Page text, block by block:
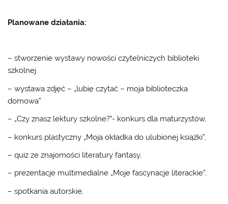
Planowane działania:
– stworzenie wystawy nowości czytelniczych biblioteki
szkolnej
– wystawa zdjęć – „lubię czytać – moja biblioteczka
domowa”
– „Czy znasz lektury szkolne?”- konkurs dla maturzystów,
– konkurs plastyczny „Moja okładka do ulubionej książki”,
– quiz ze znajomości literatury fantasy,
– prezentacje multimedialne „Moje fascynacje literackie”,
– spotkania autorskie,